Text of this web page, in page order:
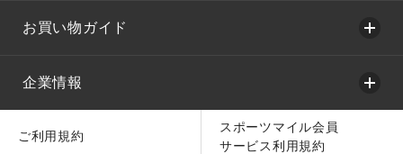
お買い物ガイド
企業情報
ご利用規約
スポーツマイル会員
サービス利用規約